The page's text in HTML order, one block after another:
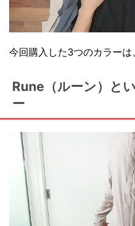
今回購入した3つのカラーは
Rune（ルーン）と
ー